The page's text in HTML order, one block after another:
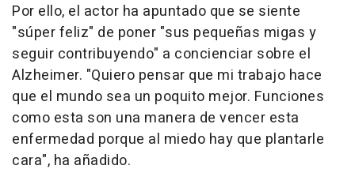
Por ello, el actor ha apuntado que se siente
"súper feliz" de poner "sus pequeñas migas y
seguir contribuyendo" a concienciar sobre el
Alzheimer. "Quiero pensar que mi trabajo hace
que el mundo sea un poquito mejor. Funciones
como esta son una manera de vencer esta
enfermedad porque al miedo hay que plantarle
cara", ha añadido.